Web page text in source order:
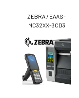
ZEBRA / EAAS-
MC32XX-3CD3